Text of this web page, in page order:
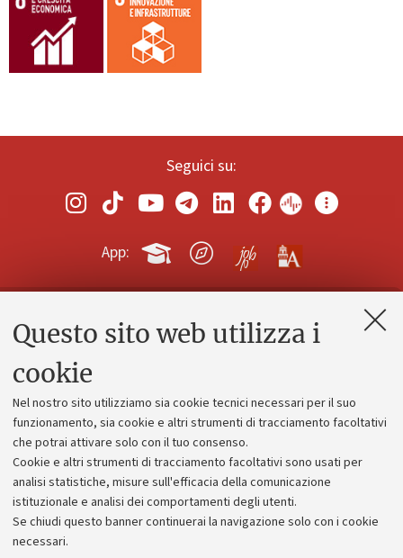
Questo sito web utilizza i
cookie
Nel nostro sito utilizziamo sia cookie tecnici necessari per il suo
funzionamento, sia cookie e altri strumenti di tracciamento facoltativi
che potrai attivare solo con il tuo consenso.
Cookie e altri strumenti di tracciamento facoltativi sono usati per
analisi statistiche, misure sull'efficacia della comunicazione
istituzionale e analisi dei comportamenti degli utenti.
Se chiudi questo banner continuerai la navigazione solo con i cookie
necessari.
Seguici su:
App:
Contatti e PEC
Alumni community
Piano strategico
Bilanci
Donazioni e 5x1000